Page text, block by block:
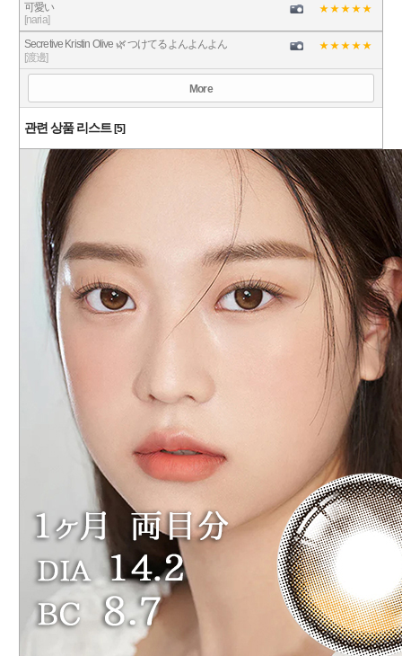
可愛い
[naria]
Secretive Kristin Olive 🌿 つけてるよんよんよん
[渡邊]
More
관련 상품 리스트 [5]